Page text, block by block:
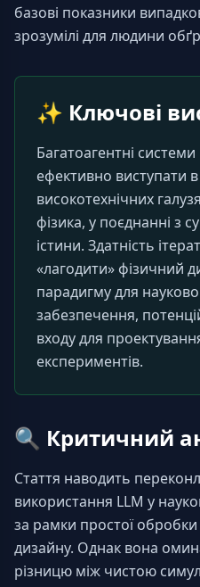
базові показники
зрозумілі для людини
✨ Ключові
Багатоагентні
ефективно виступати в
високотехнічних
фізика, у поєднанні з
істини. Здатність
«лагодити» фізичний
парадигму для
забезпечення,
входу для
експериментів.
🔍 Критичний
Стаття наводить
використання LLM у
за рамки простої обробки
дизайну. Однак вона
різницю між чистою